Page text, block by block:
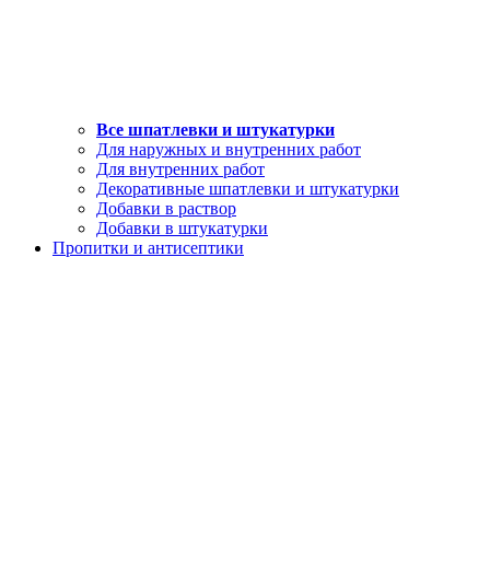
Все шпатлевки и штукатурки
Для наружных и внутренних работ
Для внутренних работ
Декоративные шпатлевки и штукатурки
Добавки в раствор
Добавки в штукатурки
Пропитки и антисептики